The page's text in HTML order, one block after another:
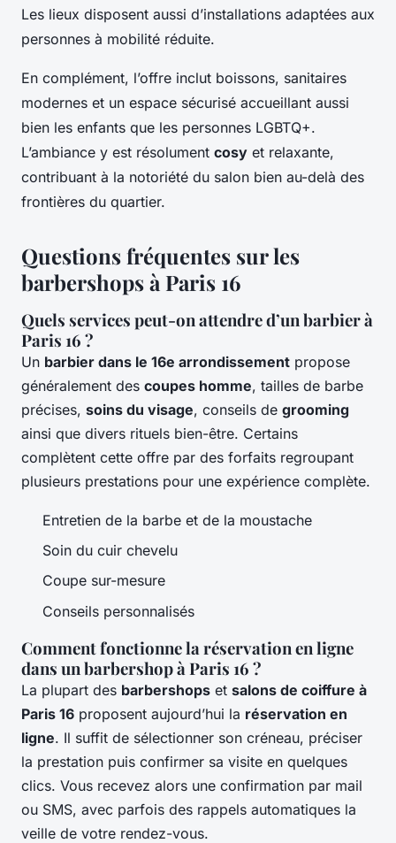
Les lieux disposent aussi d’installations adaptées aux
personnes à mobilité réduite.
En complément, l’offre inclut boissons, sanitaires
modernes et un espace sécurisé accueillant aussi
bien les enfants que les personnes LGBTQ+.
L’ambiance y est résolument cosy et relaxante,
contribuant à la notoriété du salon bien au-delà des
frontières du quartier.
Questions fréquentes sur les
barbershops à Paris 16
Quels services peut-on attendre d’un barbier à
Paris 16 ?
Un barbier dans le 16e arrondissement propose
généralement des coupes homme, tailles de barbe
précises, soins du visage, conseils de grooming
ainsi que divers rituels bien-être. Certains
complètent cette offre par des forfaits regroupant
plusieurs prestations pour une expérience complète.
Entretien de la barbe et de la moustache
Soin du cuir chevelu
Coupe sur-mesure
Conseils personnalisés
Comment fonctionne la réservation en ligne
dans un barbershop à Paris 16 ?
La plupart des barbershops et salons de coiffure à
Paris 16 proposent aujourd’hui la réservation en
ligne. Il suffit de sélectionner son créneau, préciser
la prestation puis confirmer sa visite en quelques
clics. Vous recevez alors une confirmation par mail
ou SMS, avec parfois des rappels automatiques la
veille de votre rendez-vous.